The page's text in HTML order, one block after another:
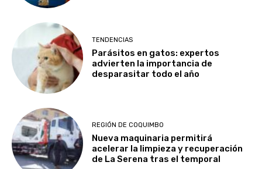
TENDENCIAS
Parásitos en gatos: expertos
advierten la importancia de
desparasitar todo el año
REGIÓN DE COQUIMBO
Nueva maquinaria permitirá
acelerar la limpieza y recuperación
de La Serena tras el temporal